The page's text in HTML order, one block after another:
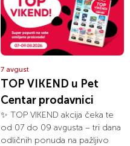
7 avgust
TOP VIKEND u Pet
Centar prodavnici
✨ TOP VIKEND akcija čeka te
od 07 do 09 avgusta – tri dana
odličnih ponuda na pažljivo